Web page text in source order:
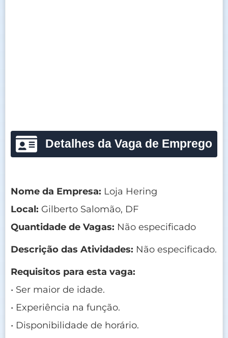
Detalhes da Vaga de Emprego
Nome da Empresa: Loja Hering
Local: Gilberto Salomão, DF
Quantidade de Vagas: Não especificado
Descrição das Atividades: Não especificado.
Requisitos para esta vaga:
• Ser maior de idade.
• Experiência na função.
• Disponibilidade de horário.